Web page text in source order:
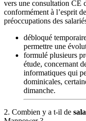
vers une consultation CE
conformément à l’esprit
préoccupations des
débloqué
permettre une
formulé plusieurs
étude, concernant
informatiques qui
dominicales,
dimanche.
2. Combien y a t-il de